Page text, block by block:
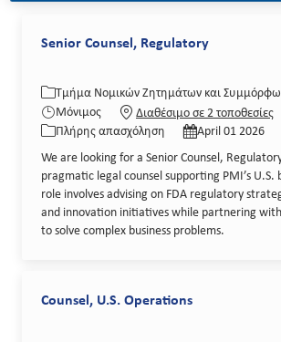
Senior Counsel, Regulatory
Κατηγορία
Τμήμα Νομικών Ζητημάτων και
Μόνιμος
Διαθέσιμο σε 2 τοποθεσίες
Τύπος εργασίας
Πλήρης απασχόληση
Ημερομηνία
April 01 2026
We are looking for a Senior Counsel,
pragmatic legal counsel supporting PMI’s U.S.
role involves advising on FDA regulatory
and innovation initiatives while partnering
to solve complex business problems.
Counsel, U.S. Operations